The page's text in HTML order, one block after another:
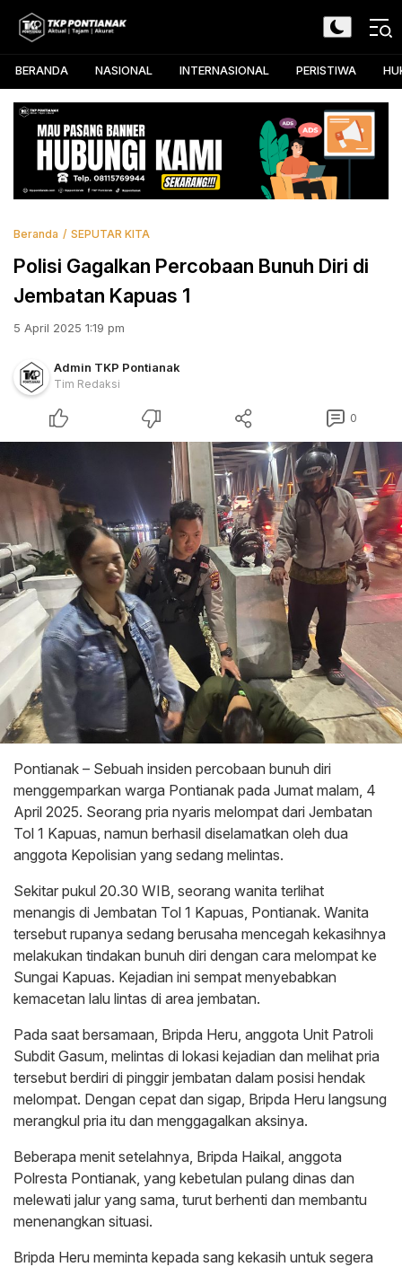
TKP Pontianak
Aktual, Tajam, dan Akurat
BERANDA NASIONAL INTERNASIONAL PERISTIWA
Beranda SEPUTAR KITA
Polisi Gagalkan Percobaan Bunuh Diri di
Jembatan Kapuas 1
5 April 2025 1:19 pm
Admin TKP Pontianak
Tim Redaksi
0
Pontianak – Sebuah insiden percobaan bunuh diri
menggemparkan warga Pontianak pada Jumat malam, 4
April 2025. Seorang pria nyaris melompat dari Jembatan
Tol 1 Kapuas, namun berhasil diselamatkan oleh dua
anggota Kepolisian yang sedang melintas.
Sekitar pukul 20.30 WIB, seorang wanita terlihat
menangis di Jembatan Tol 1 Kapuas, Pontianak. Wanita
tersebut rupanya sedang berusaha mencegah kekasihnya
melakukan tindakan bunuh diri dengan cara melompat ke
Sungai Kapuas. Kejadian ini sempat menyebabkan
kemacetan lalu lintas di area jembatan.
Pada saat bersamaan, Bripda Heru, anggota Unit Patroli
Subdit Gasum, melintas di lokasi kejadian dan melihat pria
tersebut berdiri di pinggir jembatan dalam posisi hendak
melompat. Dengan cepat dan sigap, Bripda Heru langsung
merangkul pria itu dan menggagalkan aksinya.
Beberapa menit setelahnya, Bripda Haikal, anggota
Polresta Pontianak, yang kebetulan pulang dinas dan
melewati jalur yang sama, turut berhenti dan membantu
menenangkan situasi.
Bripda Heru meminta kepada sang kekasih untuk segera